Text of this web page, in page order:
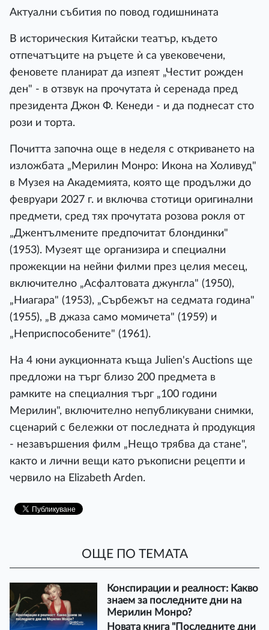
Актуални събития по повод годишнината
В историческия Китайски театър, където
отпечатъците на ръцете ѝ са увековечени,
феновете планират да изпеят „Честит рожден
ден" - в отзвук на прочутата ѝ серенада пред
президента Джон Ф. Кенеди - и да поднесат сто
рози и торта.
Почитта започна още в неделя с откриването на
изложбата „Мерилин Монро: Икона на Холивуд"
в Музея на Академията, която ще продължи до
февруари 2027 г. и включва стотици оригинални
предмети, сред тях прочутата розова рокля от
„Джентълмените предпочитат блондинки"
(1953). Музеят ще организира и специални
прожекции на нейни филми през целия месец,
включително „Асфалтовата джунгла" (1950),
„Ниагара" (1953), „Сърбежът на седмата година"
(1955), „В джаза само момичета" (1959) и
„Неприспособените" (1961).
На 4 юни аукционната къща Julien's Auctions ще
предложи на търг близо 200 предмета в
рамките на специалния търг „100 години
Мерилин", включително непубликувани снимки,
сценарий с бележки от последната ѝ продукция
- незавършения филм „Нещо трябва да стане",
както и лични вещи като ръкописни рецепти и
червило на Elizabeth Arden.
ОЩЕ ПО ТЕМАТА
Конспирации и реалност: Какво
знаем за последните дни на
Мерилин Монро?
Новата книга "Последните дни